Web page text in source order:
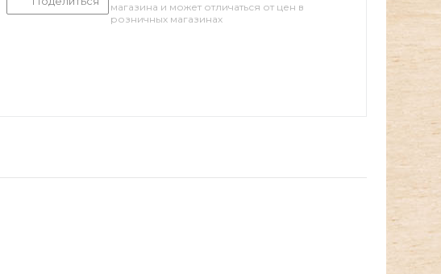
магазина и может отличаться от цен в
розничных магазинах